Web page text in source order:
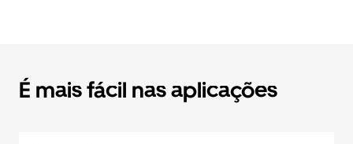
É mais fácil nas aplicações